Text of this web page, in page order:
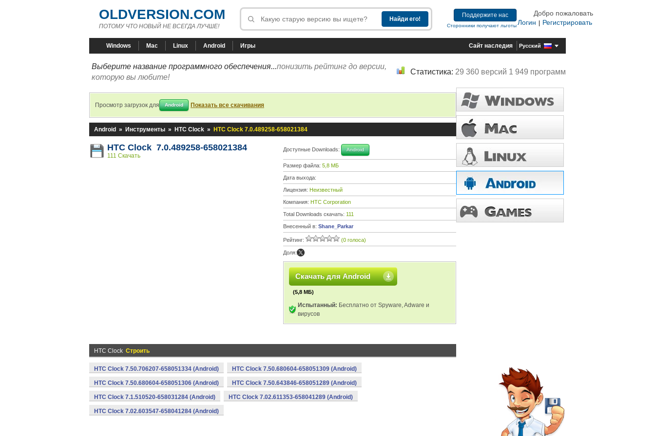
OLDVERSION.COM
ПОТОМУ ЧТО НОВЫЙ НЕ ВСЕГДА ЛУЧШЕ!
Поддержите нас
Сторонники получают льготы
Добро пожаловать
Логин
Регистрировать
Windows Mac Linux Android Игры Сайт наследия Русский
Выберите название программного обеспечения...понизить рейтинг до версии,
которую вы любите!
Статистика: 29 360 версий 1 949 программ
Просмотр загрузок для Android Показать все скачивания
Android » Инструменты » HTC Clock » HTC Clock 7.0.489258-658021384
HTC Clock 7.0.489258-658021384
111 Скачать
Доступные Downloads: Android
Размер файла: 5,8 МБ
Дата выхода:
Лицензия: Неизвестный
Компания: HTC Corporation
Total Downloads скачать: 111
Внесенный в: Shane_Parkar
Рейтинг: (0 голоса)
Доля:
Скачать для Android
(5,8 МБ)
Испытанный: Бесплатно от Spyware, Adware и
вирусов
HTC Clock Строить
HTC Clock 7.50.706207-658051334 (Android) HTC Clock 7.50.680604-658051309 (Android)
HTC Clock 7.50.680604-658051306 (Android) HTC Clock 7.50.643846-658051289 (Android)
HTC Clock 7.1.510520-658031284 (Android) HTC Clock 7.02.611353-658041289 (Android)
HTC Clock 7.02.603547-658041284 (Android)